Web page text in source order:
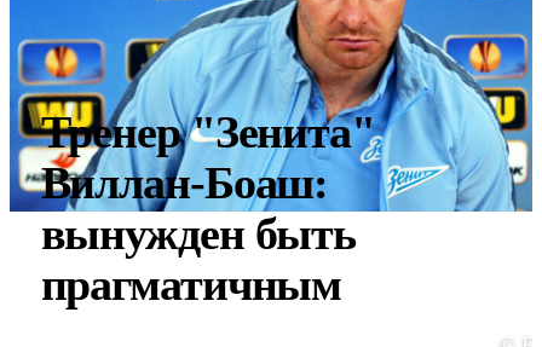
Тренер "Зенита"
Виллан-Боаш:
вынужден быть
прагматичным